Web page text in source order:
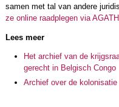
samen met tal van andere
ze online raadplegen via
Lees meer
Het archief van de
gerecht in Belgisch Congo
Archief over de kolonisatie